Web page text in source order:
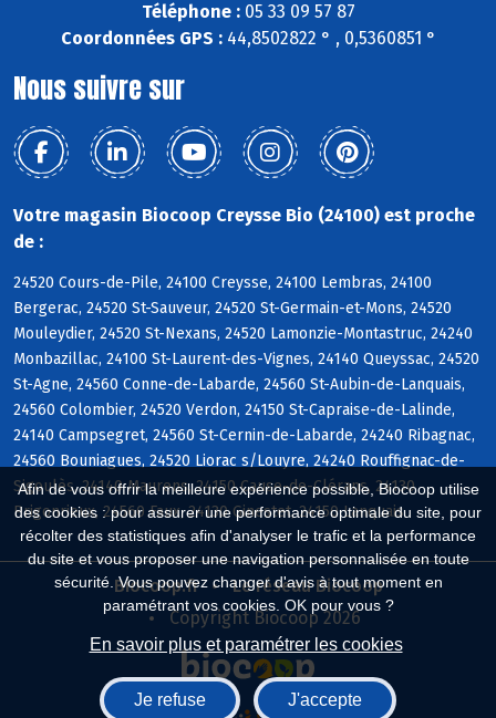
Afin de vous offrir la meilleure expérience possible, Biocoop utilise
des cookies : pour assurer une performance optimale du site, pour
récolter des statistiques afin d'analyser le trafic et la performance
du site et vous proposer une navigation personnalisée en toute
sécurité. Vous pouvez changer d'avis à tout moment en
paramétrant vos cookies. OK pour vous ?
En savoir plus et paramétrer les cookies
Je refuse J'accepte
Téléphone :05 33 09 57 87
Coordonnées GPS :44,8502822 ° , 0,5360851 °
Nous suivre sur
Votre magasin Biocoop Creysse Bio (24100) est proche
de :
24520 Cours-de-Pile, 24100 Creysse, 24100 Lembras, 24100
Bergerac, 24520 St-Sauveur, 24520 St-Germain-et-Mons, 24520
Mouleydier, 24520 St-Nexans, 24520 Lamonzie-Montastruc, 24240
Monbazillac, 24100 St-Laurent-des-Vignes, 24140 Queyssac, 24520
St-Agne, 24560 Conne-de-Labarde, 24560 St-Aubin-de-Lanquais,
24560 Colombier, 24520 Verdon, 24150 St-Capraise-de-Lalinde,
24140 Campsegret, 24560 St-Cernin-de-Labarde, 24240 Ribagnac,
24560 Bouniagues, 24520 Liorac s/Louyre, 24240 Rouffignac-de-
Sigoulès, 24140 Maurens, 24150 Cause-de-Clérans, 24130
Prigonrieux, 24560 Faux, 24130 Ginestet, 24150 Lanquais
Biocoop.fr
Le réseau Biocoop
Copyright Biocoop 2026